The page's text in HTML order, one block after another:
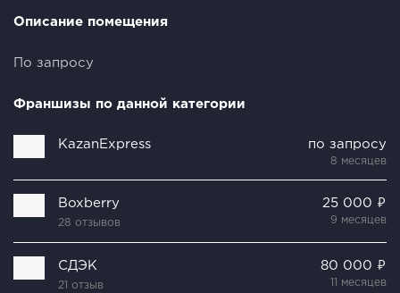
Описание помещения
По запросу
Франшизы по данной категории
KazanExpress по запросу
8 месяцев
Boxberry
28 отзывов
25 000 ₽
9 месяцев
СДЭК
21 отзыв
80 000 ₽
11 месяцев